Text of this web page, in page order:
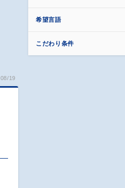
19
希望言語
こだわり条件